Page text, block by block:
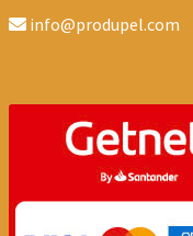
info@produpel.com